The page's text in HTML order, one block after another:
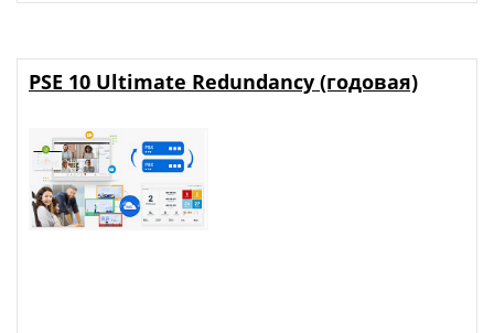
PSE 10 Ultimate Redundancy (годовая)